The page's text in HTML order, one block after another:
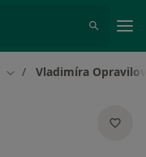
Změna města
Vladimíra